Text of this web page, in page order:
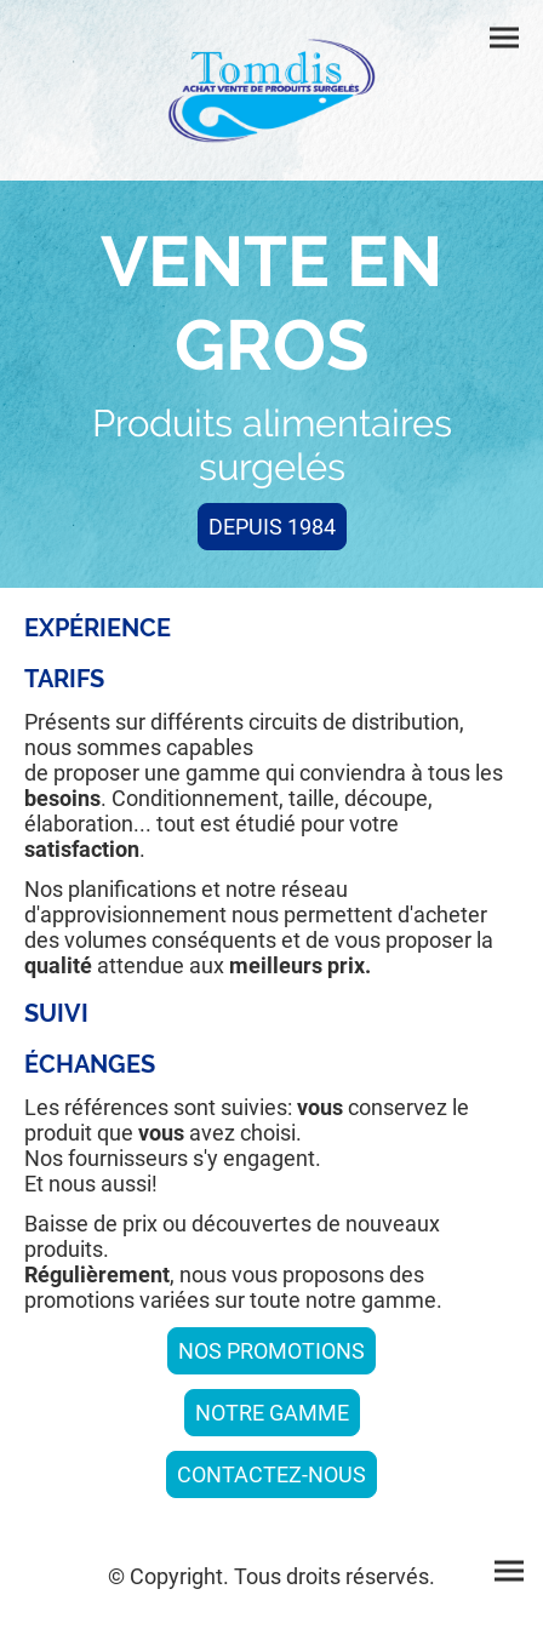
VENTE EN
GROS
Produits alimentaires
surgelés
DEPUIS 1984
EXPÉRIENCE
TARIFS
Présents sur différents circuits de distribution,
nous sommes capables
de proposer une gamme qui conviendra à tous les
besoins. Conditionnement, taille, découpe,
élaboration... tout est étudié pour votre
satisfaction.
Nos planifications et notre réseau
d'approvisionnement nous permettent d'acheter
des volumes conséquents et de vous proposer la
qualité attendue aux meilleurs prix.
SUIVI
ÉCHANGES
Les références sont suivies: vousconservez le
produit que vous avez choisi.
Nos fournisseurs s'y engagent.
Et nous aussi!
Baisse de prix ou découvertes de nouveaux
produits.
Régulièrement, nous vous proposons des
promotions variées sur toute notre gamme.
NOS PROMOTIONS
NOTRE GAMME
CONTACTEZ-NOUS
© Copyright. Tous droits réservés.